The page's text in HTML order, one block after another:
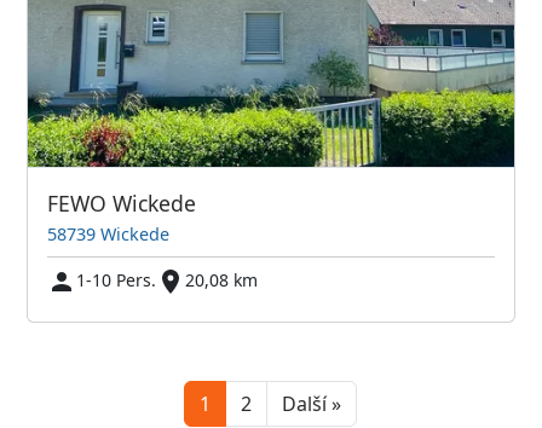
FEWO Wickede
58739 Wickede
1-10 Pers.
20,08 km
1 2 Další »Next